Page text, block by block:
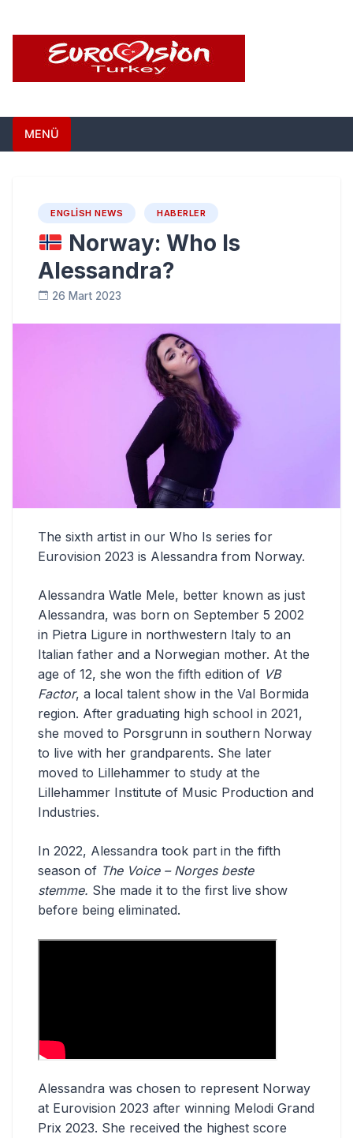
Eurovision Türkiye –
Türkiye'nin Eurovision
MENÜ
ENGLISH NEWS HABERLER
Norway: Who Is
Alessandra?
26 Mart 2023
The sixth artist in our Who Is series for
Eurovision 2023 is Alessandra from Norway.
Alessandra Watle Mele, better known as just
Alessandra, was born on September 5 2002
in Pietra Ligure in northwestern Italy to an
Italian father and a Norwegian mother. At the
age of 12, she won the fifth edition of VB
Factor, a local talent show in the Val Bormida
region. After graduating high school in 2021,
she moved to Porsgrunn in southern Norway
to live with her grandparents. She later
moved to Lillehammer to study at the
Lillehammer Institute of Music Production and
Industries.
In 2022, Alessandra took part in the fifth
season of The Voice – Norges beste
stemme. She made it to the first live show
before being eliminated.
Alessandra was chosen to represent Norway
at Eurovision 2023 after winning Melodi Grand
Prix 2023. She received the highest score